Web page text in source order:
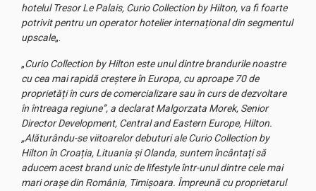
hotelul Tresor Le Palais, Curio Collection by Hilton, va fi foarte
potrivit pentru un operator hotelier internațional din segmentul
upscale„.
„Curio Collection by Hilton este unul dintre brandurile noastre
cu cea mai rapidă creștere în Europa, cu aproape 70 de
proprietăți în curs de comercializare sau în curs de dezvoltare
în întreaga regiune”, a declarat Malgorzata Morek, Senior
Director Development, Central and Eastern Europe, Hilton.
„Alăturându-se viitoarelor debuturi ale Curio Collection by
Hilton în Croația, Lituania și Olanda, suntem încântați să
aducem acest brand unic de lifestyle într-unul dintre cele mai
mari orașe din România, Timișoara. Împreună cu proprietarul